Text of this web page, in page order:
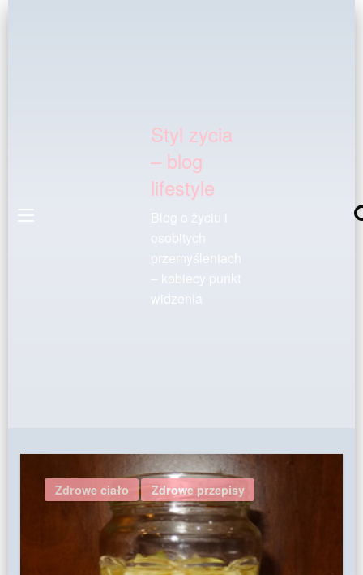
Styl zycia
– blog
lifestyle
przemyśleniach
– kobiecy punkt
widzenia
Zdrowe ciało Zdrowe przepisy